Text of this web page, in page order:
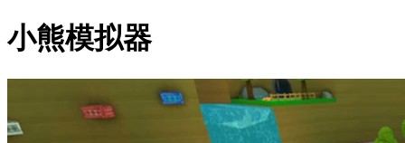
小熊模拟器